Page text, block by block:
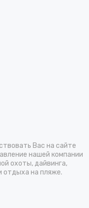
Вас на сайте
нашей компании
охоты, дайвинга,
отдыха на пляже.